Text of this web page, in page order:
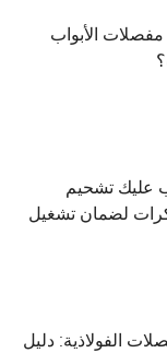
الأبواب
عليك تشحيم
لضمان تشغيل
الفولاذية: دليل